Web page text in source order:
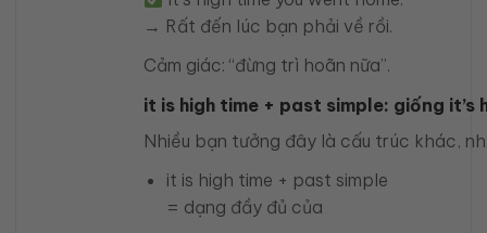
→ Rất đến lúc bạn phải về rồi.
Cảm giác: “đừng trì hoãn nữa”.
it is high time + past simple: giống it’s
Nhiều bạn tưởng đây là cấu trúc khác,
it is high time + past simple
= dạng đầy đủ của